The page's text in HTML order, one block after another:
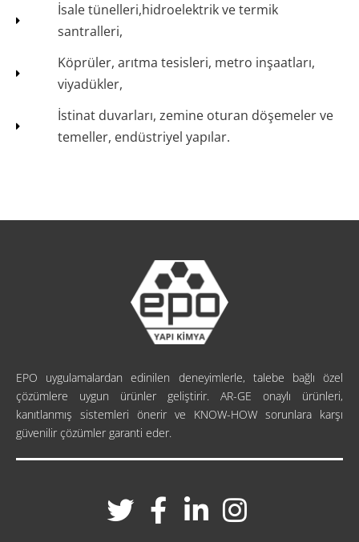
İsale tünelleri,hidroelektrik ve termik
santralleri,
Köprüler, arıtma tesisleri, metro inşaatları,
viyadükler,
İstinat duvarları, zemine oturan döşemeler ve
temeller, endüstriyel yapılar.
EPO uygulamalardan edinilen deneyimlerle, talebe bağlı özel
çözümlere uygun ürünler geliştirir. AR-GE onaylı ürünleri,
kanıtlanmış sistemleri önerir ve KNOW-HOW sorunlara karşı
güvenilir çözümler garanti eder.